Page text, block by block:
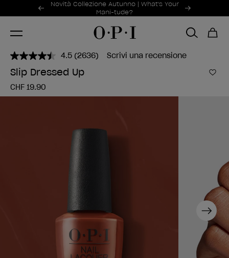
Offerte promozionali
Novità Collezione Autunno | What's Your
Mani-tude?
Item 1 of 2
4.5 Leggi
2636
recensioni.
(2636) Scrivi una recensione
Slip Dressed Up
CHF 19.90
Next